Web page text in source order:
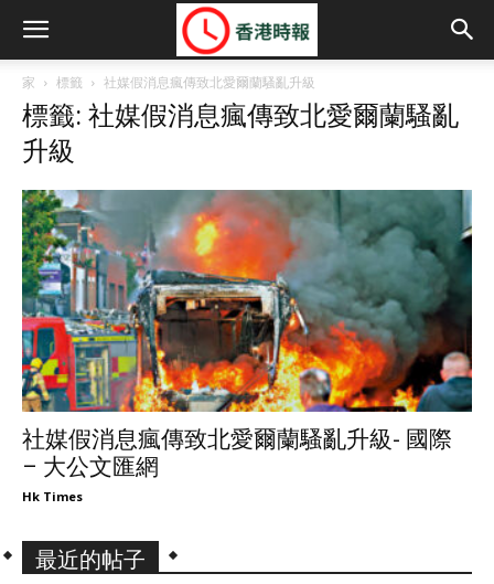
家 標籤 社媒假消息瘋傳致北愛爾蘭騷亂升級
標籤: 社媒假消息瘋傳致北愛爾蘭騷亂
升級
社媒假消息瘋傳致北愛爾蘭騷亂升級- 國際
– 大公文匯網
Hk Times
最近的帖子